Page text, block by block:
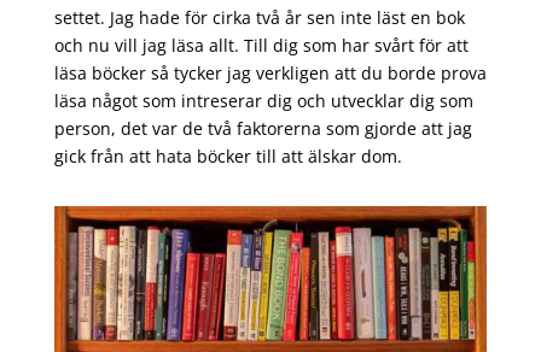
settet. Jag hade för cirka två år sen inte läst en bok
och nu vill jag läsa allt. Till dig som har svårt för att
läsa böcker så tycker jag verkligen att du borde prova
läsa något som intreserar dig och utvecklar dig som
person, det var de två faktorerna som gjorde att jag
gick från att hata böcker till att älskar dom.